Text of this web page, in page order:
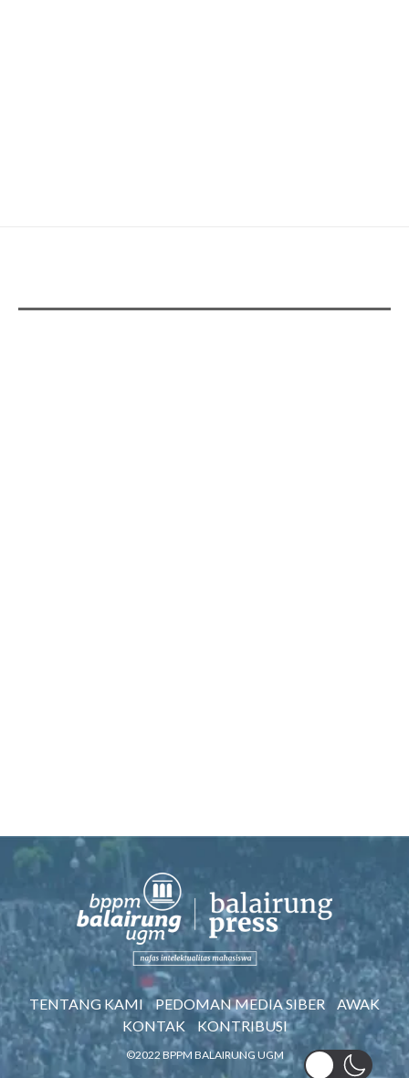
TENTANG KAMI PEDOMAN MEDIA SIBER
AWAK
KONTAK
KONTRIBUSI
©2022 BPPM BALAIRUNG UGM